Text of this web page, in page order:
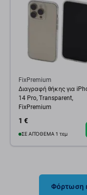
FixPremium
Διαγραφή θήκης για
14 Pro, Transparent,
FixPremium
1 €
ΣΕ ΑΠΌΘΕΜΑ 1 τεμ
Φόρτωση